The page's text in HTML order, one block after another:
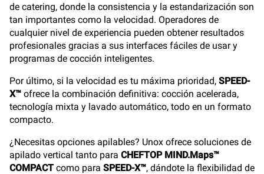
de catering, donde la consistencia y la estandarización son
tan importantes como la velocidad. Operadores de
cualquier nivel de experiencia pueden obtener resultados
profesionales gracias a sus interfaces fáciles de usar y
programas de cocción inteligentes.
Por último, si la velocidad es tu máxima prioridad, SPEED-
X™ ofrece la combinación definitiva: cocción acelerada,
tecnología mixta y lavado automático, todo en un formato
compacto.
¿Necesitas opciones apilables? Unox ofrece soluciones de
apilado vertical tanto para CHEFTOP MIND.Maps™
COMPACT como para SPEED-X™, dándote la flexibilidad de